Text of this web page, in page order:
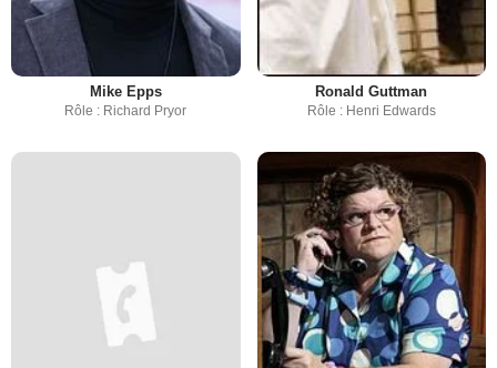
Mike Epps
Rôle : Richard Pryor
Ronald Guttman
Rôle : Henri Edwards